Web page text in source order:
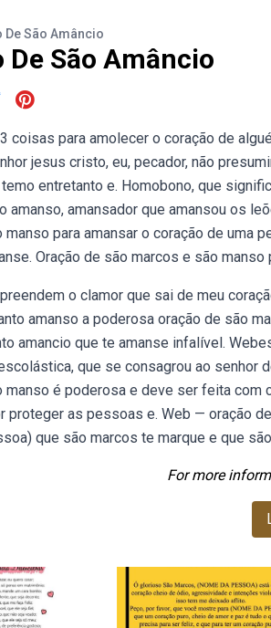
De São Amâncio
De São Amâncio
coisas para amolecer o coração de
jesus cristo, eu, pecador, não
entretanto e. Homobono, que
amanso, amansador que amansou os
para amansar o coração de uma
Oração de são marcos e são
o clamor que sai de meu
amanso a poderosa oração de são
amancio que te amanse infalível.
que se consagrou ao senhor
manso é poderosa e deve ser feita com
proteger as pessoas e. Web — oração
que são marcos te marque e que
For more